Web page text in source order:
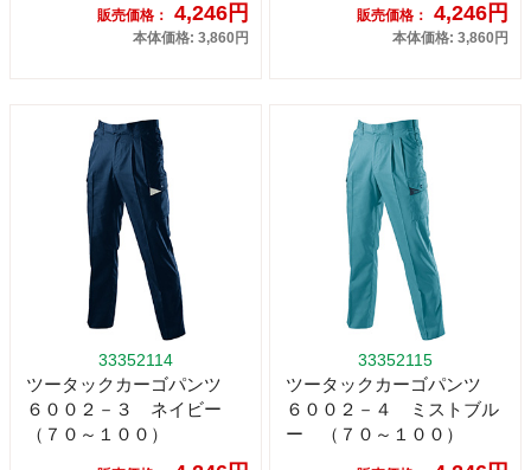
販売価格： 4,246円
本体価格: 3,860円
販売価格： 4,246円
本体価格: 3,860円
33352114
ツータックカーゴパンツ
６００２－３ ネイビー
（７０～１００）
33352115
ツータックカーゴパンツ
６００２－４ ミストブル
ー （７０～１００）